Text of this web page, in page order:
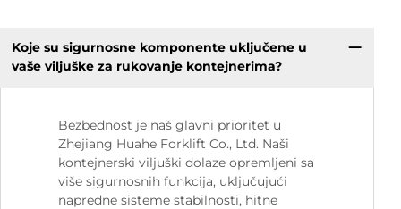
Koje su sigurnosne komponente uključene u
vaše viljuške za rukovanje kontejnerima?
Bezbednost je naš glavni prioritet u
Zhejiang Huahe Forklift Co., Ltd. Naši
kontejnerski viljuški dolaze opremljeni sa
više sigurnosnih funkcija, uključujući
napredne sisteme stabilnosti, hitne